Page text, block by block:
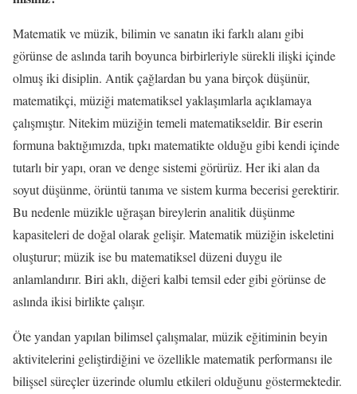
Matematik ve müzik, bilimin ve sanatın iki farklı alanı gibi
görünse de aslında tarih boyunca birbirleriyle sürekli ilişki içinde
olmuş iki disiplin. Antik çağlardan bu yana birçok düşünür,
matematikçi, müziği matematiksel yaklaşımlarla açıklamaya
çalışmıştır. Nitekim müziğin temeli matematikseldir. Bir eserin
formuna baktığımızda, tıpkı matematikte olduğu gibi kendi içinde
tutarlı bir yapı, oran ve denge sistemi görürüz. Her iki alan da
soyut düşünme, örüntü tanıma ve sistem kurma becerisi gerektirir.
Bu nedenle müzikle uğraşan bireylerin analitik düşünme
kapasiteleri de doğal olarak gelişir. Matematik müziğin iskeletini
oluşturur; müzik ise bu matematiksel düzeni duygu ile
anlamlandırır. Biri aklı, diğeri kalbi temsil eder gibi görünse de
aslında ikisi birlikte çalışır.
Öte yandan yapılan bilimsel çalışmalar, müzik eğitiminin beyin
aktivitelerini geliştirdiğini ve özellikle matematik performansı ile
bilişsel süreçler üzerinde olumlu etkileri olduğunu göstermektedir.